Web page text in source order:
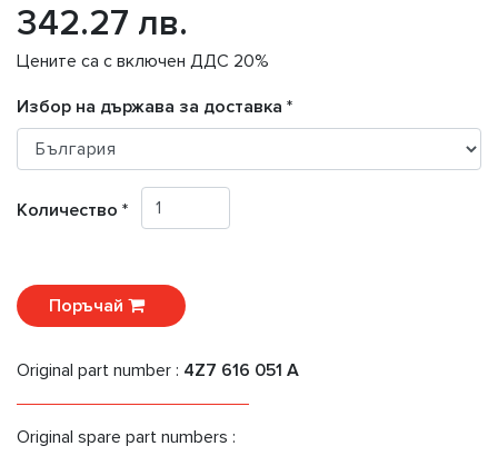
342.27 лв.
Цените са с включен ДДС 20%
Избор на държава за доставка *
Количество *
Поръчай
Original part number : 4Z7 616 051 A
Original spare part numbers :